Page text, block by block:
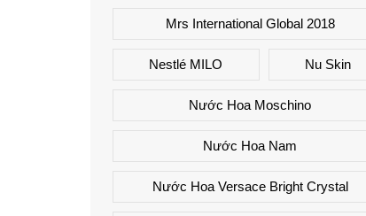
Mrs International Global 2018
Nestlé MILO Nu Skin
Nước Hoa Moschino
Nước Hoa Nam
Nước Hoa Versace Bright Crystal